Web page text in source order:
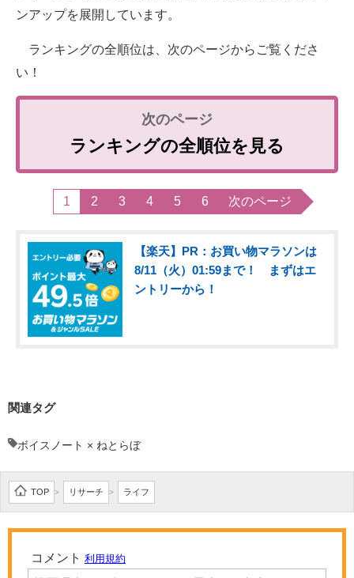
ンアップを展開しています。
ランキングの全順位は、次のページからご覧くださ
い！
ランキングの全順位を見る
1 2 3 4 5 6 次のページ
【楽天】PR：お買い物マラソンは
8/11（火）01:59まで！ まずはエ
ントリーから！
関連タグ
ボイスノート × ねとらぼ
TOP > リサーチ > ライフ